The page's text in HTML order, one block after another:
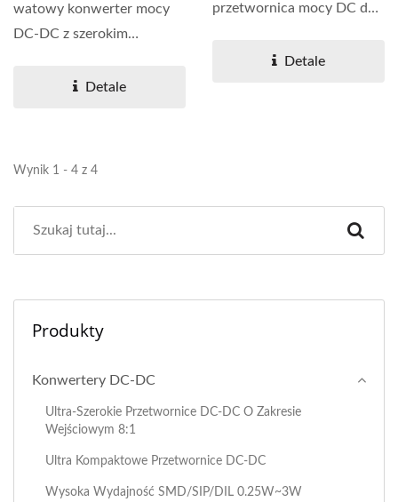
watowy konwerter mocy
DC-DC z szerokim
wejściowego...Detale
przetwornica mocy DC do
Detale
Wynik 1 - 4 z 4
Produkty
Konwertery DC-DC
Ultra-Szerokie Przetwornice DC-DC O Zakresie
Wejściowym 8:1
Ultra Kompaktowe Przetwornice DC-DC
Wysoka Wydajność SMD/SIP/DIL 0.25W~3W